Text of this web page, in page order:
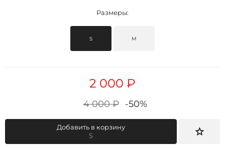
Размеры:
S M
2 000 ₽
4 000 ₽ -50%
Добавить в корзину
S